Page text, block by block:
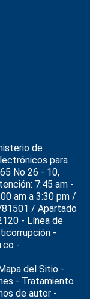
de
para
No 26 - 10,
7:45 am -
am a 3:30 pm /
/ Apartado
- Línea de
-
-
del Sitio -
- Tratamiento
de autor -